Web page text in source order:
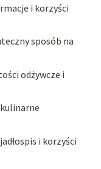
i korzyści
sposób na
odżywcze i
i korzyści